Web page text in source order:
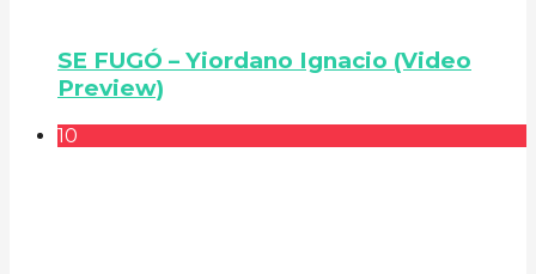
SE FUGÓ – Yiordano Ignacio (Video
Preview)
10